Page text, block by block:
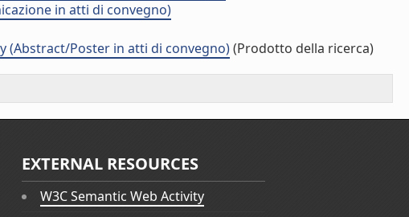
in atti di convegno)
(Abstract/Poster in atti di convegno)(Prodotto della ricerca)
EXTERNAL RESOURCES
W3C Semantic Web Activity